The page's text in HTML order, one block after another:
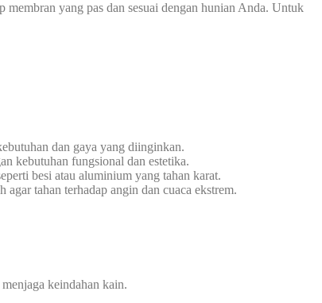
yang pas dan sesuai dengan hunian Anda. Untuk
dan gaya yang diinginkan.
kebutuhan fungsional dan estetika.
besi atau aluminium yang tahan karat.
tahan terhadap angin dan cuaca ekstrem.
keindahan kain.